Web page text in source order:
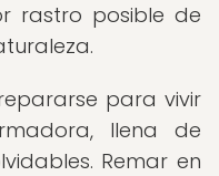
rastro posible de
para vivir
llena de
Remar en